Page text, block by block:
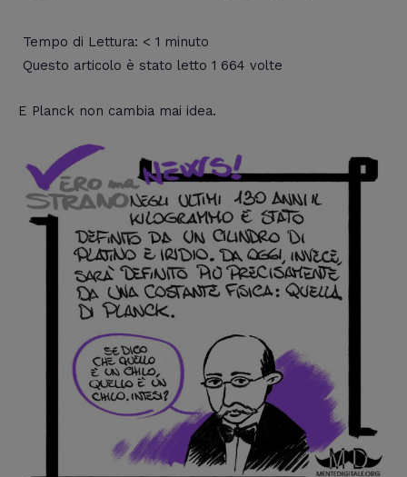
Tempo di Lettura: < 1 minuto
Questo articolo è stato letto 1 664 volte
E Planck non cambia mai idea.